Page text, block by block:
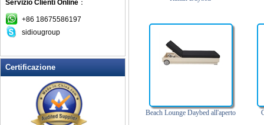
Patio Set
Pits fuoco all'aperto
Rocking Chairs all'aperto
Sedia pieghevole
Sedie patio esterno
Tavoli da picnic
Tempo libero Tabella
Servizio Clienti Online ：
+86 18675586197
sidiougroup
Certificazione
Beach Lounge Daybed all'aperto